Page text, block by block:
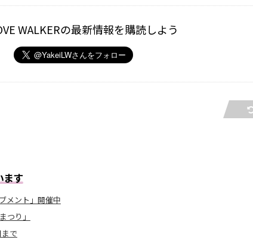
WALKERの最新情報を購読しよう
ます
メント」開催中
つり」
で